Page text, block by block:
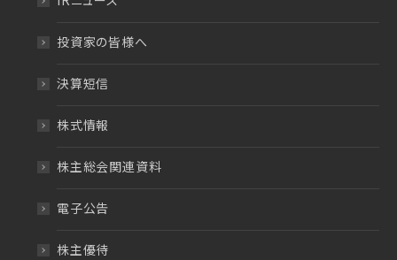
投資家の皆様へ
決算短信
株式情報
株主総会関連資料
電子公告
株主優待